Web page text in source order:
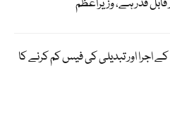
قدر ہے، وزیراعظم
اجرا اور تبدیلی کی فیس کم کرنے کا